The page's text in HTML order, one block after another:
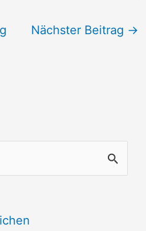
Nächster Beitrag →